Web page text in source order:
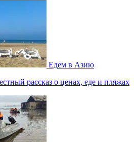
Едем в Азию
рассказ о ценах, еде и пляжах